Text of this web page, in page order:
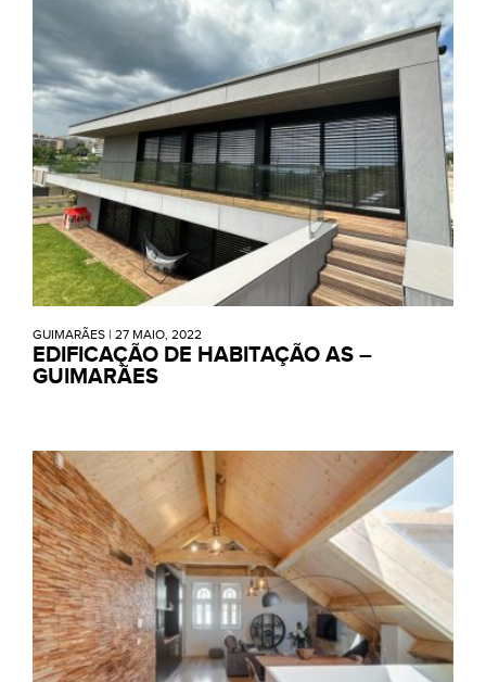
GUIMARÃES | 27 MAIO, 2022
EDIFICAÇÃO DE HABITAÇÃO AS –
GUIMARÃES